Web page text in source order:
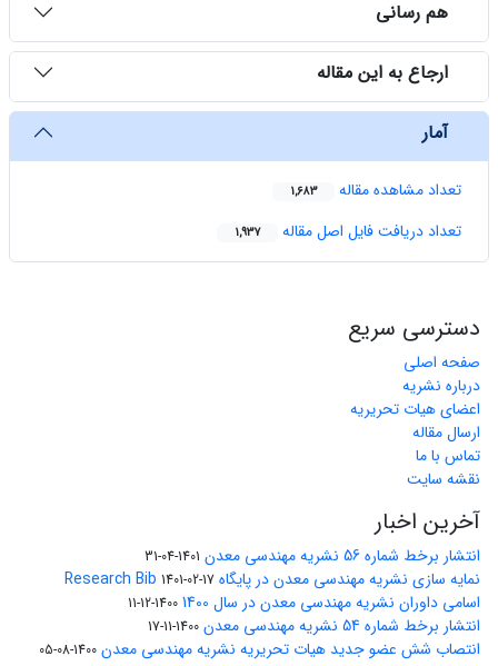
هم رسانی
ارجاع به این مقاله
آمار
تعداد مشاهده مقاله 1,683
تعداد دریافت فایل اصل مقاله 1,937
دسترسی سریع
صفحه اصلی
درباره نشریه
اعضای هیات تحریریه
ارسال مقاله
تماس با ما
نقشه سایت
آخرین اخبار
انتشار برخط شماره 56 نشریه مهندسی معدن 1401-04-31
نمایه سازی نشریه مهندسی معدن در پایگاه Research Bib 1401-02-17
اسامی داوران نشریه مهندسی معدن در سال 1400 1400-12-11
انتشار برخط شماره 54 نشریه مهندسی معدن 1400-11-17
انتصاب شش عضو جدید هیات تحریریه نشریه مهندسی معدن 1400-08-05